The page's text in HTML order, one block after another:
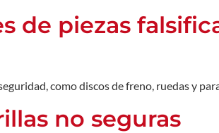
de piezas
como discos de freno, ruedas y
no seguras